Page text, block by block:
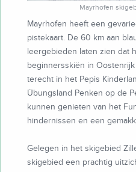
Mayrhofen
Mayrhofen heeft een
pistekaart. De 60 km aan
leergebieden laten zien dat
beginnersskiën in
terecht in het Pepis
Übungsland Penken op de
kunnen genieten van het
hindernissen en een
Gelegen in het skigebied
skigebied een prachtig